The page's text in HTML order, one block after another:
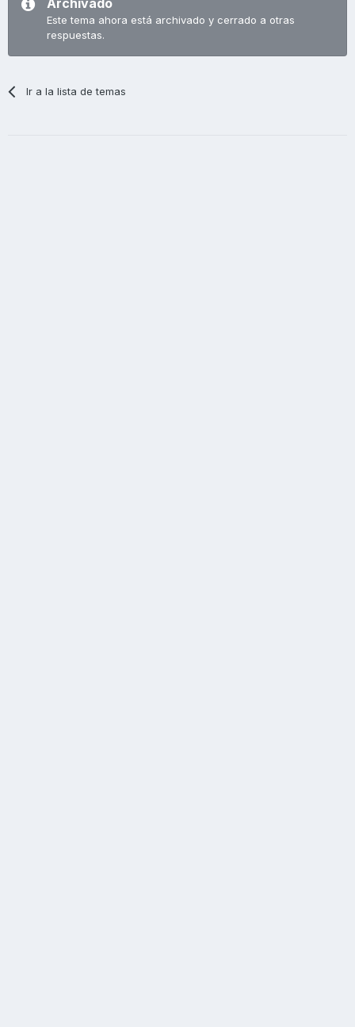
Este tema ahora está archivado y cerrado a otras
respuestas.
Ir a la lista de temas